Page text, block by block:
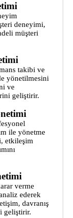
deneyimi,
müşteri
takibi ve
yönetilmesini
ve
geliştirir.
ile yönetme
etkileşim
verme
ederek
davranış
geliştirir.